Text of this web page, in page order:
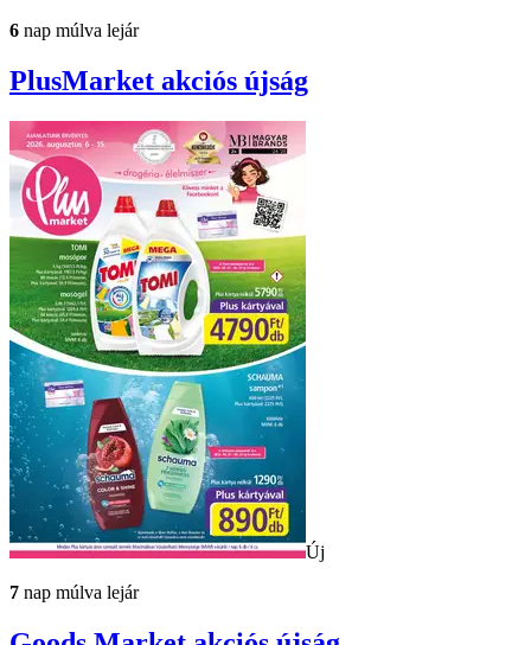
6 nap múlva lejár
PlusMarket akciós újság
Új
7 nap múlva lejár